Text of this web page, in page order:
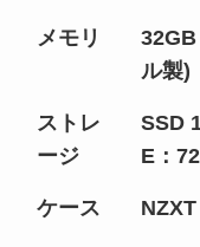
メモリ
ル製)
ストレ
ージ
SSD
E：
ケース